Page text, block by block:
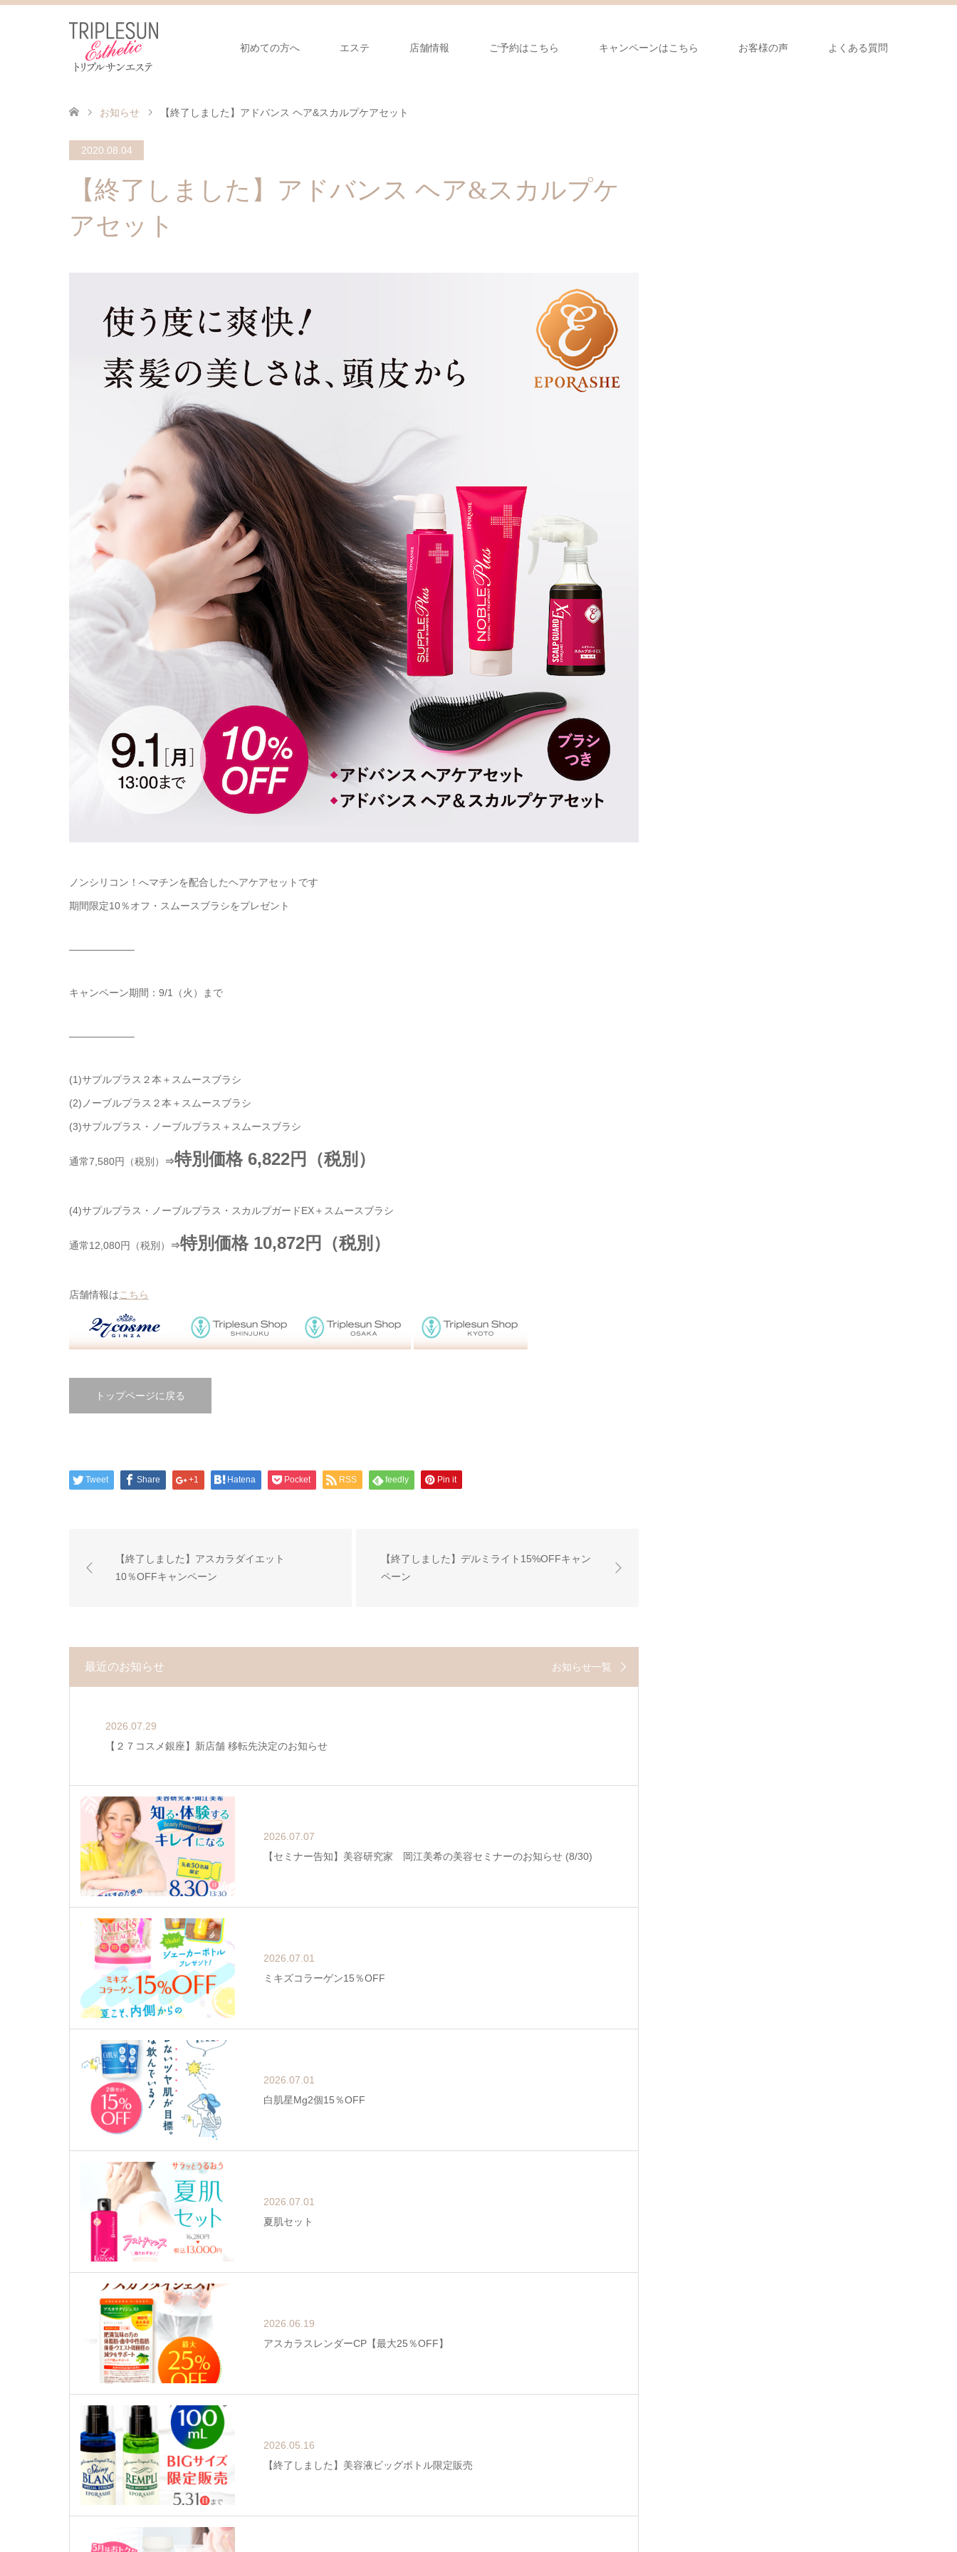
初めての方へ エステ 店舗情報 ご予約はこちら キャンペーンはこちら お客様の声 よくある質問
お知らせ 【終了しました】アドバンス ヘア&スカルプケアセット
2020.08.04
【終了しました】アドバンス ヘア&スカルプケ
アセット
ノンシリコン！へマチンを配合したヘアケアセットです
期間限定10％オフ・スムースブラシをプレゼント
——————–
キャンペーン期間：9/1（火）まで
——————–
(1)サプルプラス２本＋スムースブラシ
(2)ノーブルプラス２本＋スムースブラシ
(3)サプルプラス・ノーブルプラス＋スムースブラシ
通常7,580円（税別） ⇒特別価格 6,822円（税別）
(4)サプルプラス・ノーブルプラス・スカルプガードEX＋スムースブラシ
通常12,080円（税別） ⇒特別価格 10,872円（税別）
店舗情報は こちら
トップページに戻る
Tweet Share +1 Hatena Pocket RSS feedly Pin it
【終了しました】アスカラダイエット
10％OFFキャンペーン
【終了しました】デルミライト15%OFFキャン
ペーン
最近のお知らせ お知らせ一覧
2026.07.29
【２７コスメ銀座】新店舗 移転先決定のお知らせ
2026.07.07
【セミナー告知】美容研究家 岡江美希の美容セミナーのお知らせ (8/30)
2026.07.01
ミキズコラーゲン15％OFF
2026.07.01
白肌星Mg2個15％OFF
2026.07.01
夏肌セット
2026.06.19
アスカラスレンダーCP【最大25％OFF】
2026.05.16
【終了しました】美容液ビッグボトル限定販売